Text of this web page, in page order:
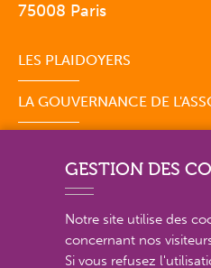
75008 Paris
LES PLAIDOYERS
LA GOUVERNANCE DE
PLAN DU SITE EN DÉTAIL
GESTION DES
Notre site utilise des
concernant nos
Si vous refusez